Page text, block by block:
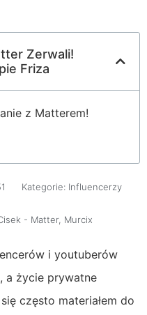
Zerwali!
Friza
z Matterem!
Kategorie: Influencerzy
- Matter, Murcix
i youtuberów
a życie prywatne
często materiałem do